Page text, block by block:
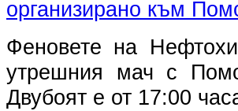
Феновете на
утрешния мач с
Двубоят е от 17:00